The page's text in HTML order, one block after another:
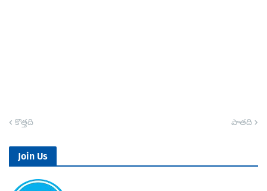
కొత్తది పాతది
Join Us